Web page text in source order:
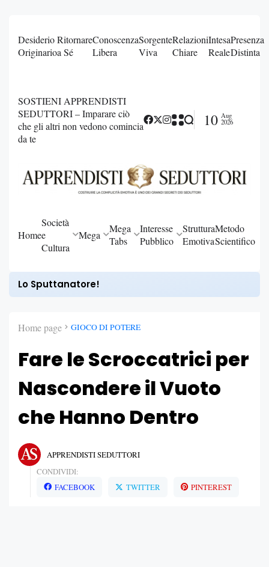
Desiderio
Originario
Ritornare
a Sé
Conoscenza
Libera
Sorgente
Viva
Relazioni
Chiare
Intesa
Reale
Presenza
Distinta
SOSTIENI APPRENDISTI
SEDUTTORI – Imparare ciò
che gli altri non vedono comincia
da te
10 Aug
2026
Home
Società
e
Cultura
Mega
Mega
Tabs
Interesse
Pubblico
Struttura
Emotiva
Metodo
Scientifico
Lo Sputtanatore!
Home page GIOCO DI POTERE
Fare le Scroccatrici per
Nascondere il Vuoto
che Hanno Dentro
APPRENDISTI SEDUTTORI
CONDIVIDI:
FACEBOOK
TWITTER PINTEREST